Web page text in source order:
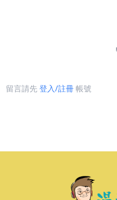
留言請先登入/註冊帳號